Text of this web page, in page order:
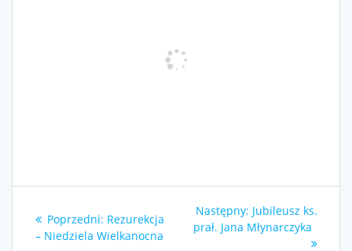
wpisu
Poprzedni: Poprzedni
wpis:
Rezurekcja
– Niedziela Wielkanocna
Następny: Następny
wpis:
Jubileusz ks.
prał. Jana Młynarczyka